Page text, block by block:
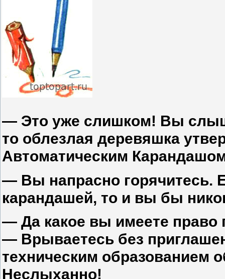
— Это уже слишком! Вы
то облезлая деревяшка
Автоматическим
— Вы напрасно горячитесь.
карандашей, то и вы бы
— Да какое вы имеете право
— Врываетесь без
техническим образованием
Неслыханно!